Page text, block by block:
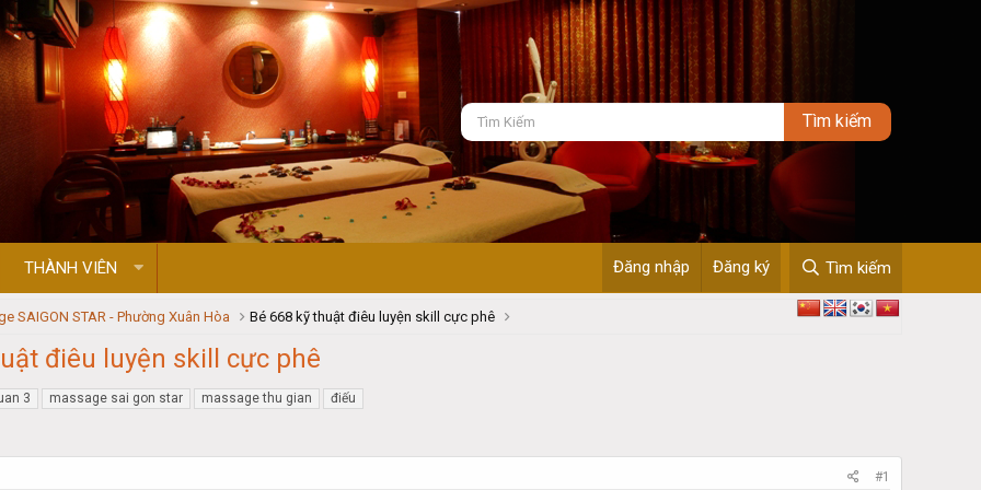
THÀNH VIÊN Đăng nhập Đăng ký Tìm kiếm
SAIGON STAR - Phường Xuân Hòa Bé 668 kỹ thuật điêu luyện skill cực phê
điêu luyện skill cực phê
3 massage sai gon star massage thu gian điếu
#1